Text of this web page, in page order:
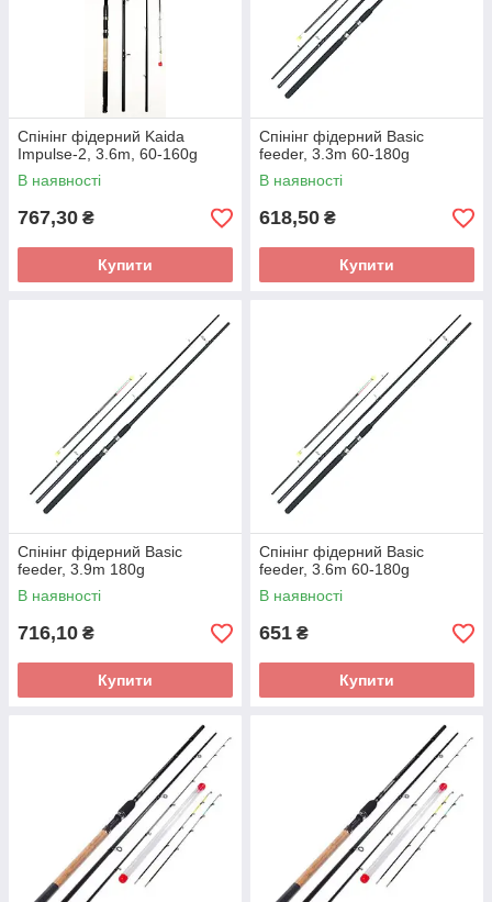
Спінінг фідерний Kaida
Impulse-2, 3.6m, 60-160g
В наявності
767,30 ₴
Купити
Спінінг фідерний Basic
feeder, 3.3m 60-180g
В наявності
618,50 ₴
Купити
Спінінг фідерний Basic
feeder, 3.9m 180g
В наявності
716,10 ₴
Купити
Спінінг фідерний Basic
feeder, 3.6m 60-180g
В наявності
651 ₴
Купити